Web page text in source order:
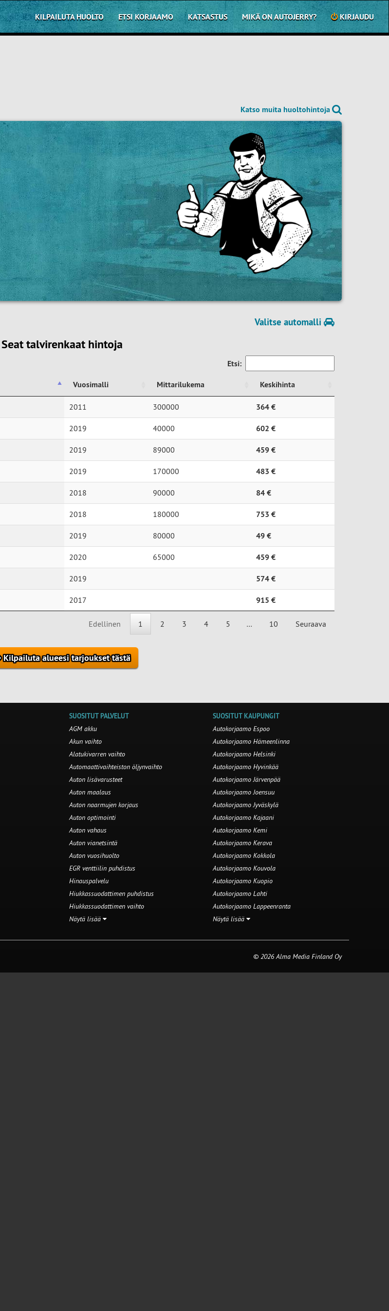
KILPAILUTA HUOLTO ETSI KORJAAMO KATSASTUS MIKÄ ON AUTOJERRY? KIRJAUDU
Katso muita huoltohintoja
Valitse automalli
Seat talvirenkaat hintoja
Etsi:
Vuosimalli Mittarilukema
Keskihinta
Vuosimalli Mittarilukema Keskihinta
2011 300000 364 €
2019 40000 602 €
2019 89000 459 €
2019 170000 483 €
2018 90000 84 €
2018 180000 753 €
2019 80000 49 €
2020 65000 459 €
2019 574 €
2017 915 €
Edellinen 1 2 3 4 5 … 10 Seuraava
Kilpailuta alueesi tarjoukset tästä
SUOSITUT PALVELUT
AGM akku
Akun vaihto
Alatukivarren vaihto
Automaattivaihteiston öljynvaihto
Auton lisävarusteet
Auton maalaus
Auton naarmujen korjaus
Auton optimointi
Auton vahaus
Auton vianetsintä
Auton vuosihuolto
EGR venttiilin puhdistus
Hinauspalvelu
Hiukkassuodattimen puhdistus
Hiukkassuodattimen vaihto
Näytä lisää
SUOSITUT KAUPUNGIT
Autokorjaamo Espoo
Autokorjaamo Hämeenlinna
Autokorjaamo Helsinki
Autokorjaamo Hyvinkää
Autokorjaamo Järvenpää
Autokorjaamo Joensuu
Autokorjaamo Jyväskylä
Autokorjaamo Kajaani
Autokorjaamo Kemi
Autokorjaamo Kerava
Autokorjaamo Kokkola
Autokorjaamo Kouvola
Autokorjaamo Kuopio
Autokorjaamo Lahti
Autokorjaamo Lappeenranta
Näytä lisää
© 2026 Alma Media Finland Oy